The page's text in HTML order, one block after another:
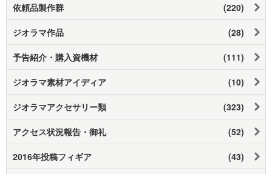
依頼品製作群 (220)
ジオラマ作品 (28)
予告紹介・購入資機材 (111)
ジオラマ素材アイディア (10)
ジオラマアクセサリー類 (323)
アクセス状況報告・御礼 (52)
2016年投稿フィギア (43)